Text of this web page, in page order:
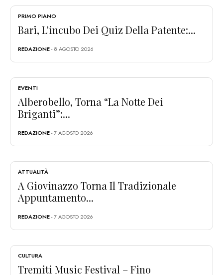
PRIMO PIANO
Bari, L’incubo Dei Quiz Della Patente:...
REDAZIONE- 8 AGOSTO 2026
EVENTI
Alberobello, Torna “La Notte Dei
Briganti”:...
REDAZIONE- 7 AGOSTO 2026
ATTUALITÀ
A Giovinazzo Torna Il Tradizionale
Appuntamento...
REDAZIONE- 7 AGOSTO 2026
CULTURA
Tremiti Music Festival – Fino